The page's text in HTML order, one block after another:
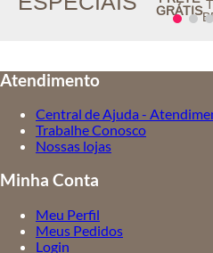
GRÁTIS
Atendimento
Central de Ajuda -
Trabalhe Conosco
Nossas lojas
Minha Conta
Meu Perfil
Meus Pedidos
Login